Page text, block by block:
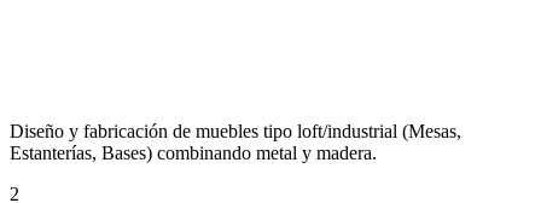
Diseño y fabricación de muebles tipo loft/industrial (Mesas,
Estanterías, Bases) combinando metal y madera.
2